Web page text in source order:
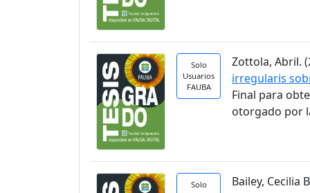
Solo
Usuarios
FAUBA
Zottola, Abril.
irregularis
Final para
otorgado por
Solo
Bailey, Cecilia